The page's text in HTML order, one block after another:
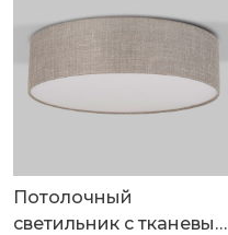
Потолочный
светильник с тканевым